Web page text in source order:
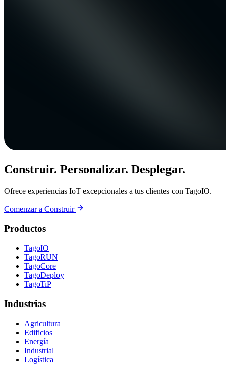
Construir. Personalizar. Desplegar.
Ofrece experiencias IoT excepcionales a tus clientes con TagoIO.
Comenzar a Construir
Productos
TagoIO
TagoRUN
TagoCore
TagoDeploy
TagoTiP
Industrias
Agricultura
Edificios
Energía
Industrial
Logística